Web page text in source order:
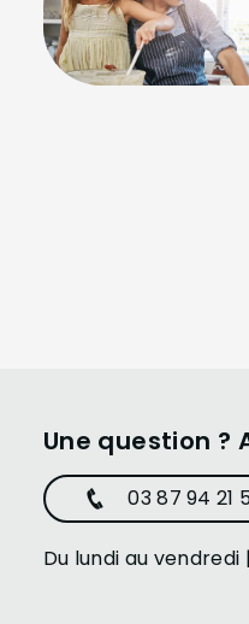
Une question ?
03 87 94 21
Du lundi au vendredi